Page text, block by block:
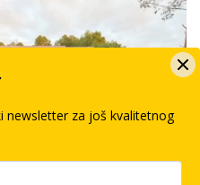
i vile na sve 4 strane
zelenilo i top materijali
newsletter za još kvalitetnog